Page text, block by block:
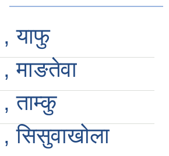
याफु
माङतेवा
ताम्कु
सिसुवाखोला